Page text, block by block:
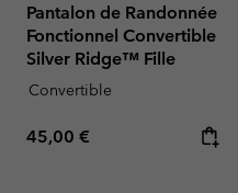
Pantalon de Randonnée
Fonctionnel Convertible
Silver Ridge™ Fille
Convertible
Regular price:
45,00 €